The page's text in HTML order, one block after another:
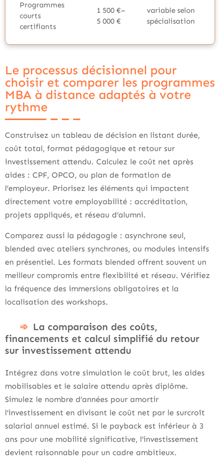
Programmes
courts
certifiants
1 500 €–
5 000 €
variable selon
spécialisation
Le processus décisionnel pour
choisir et comparer les programmes
MBA à distance adaptés à votre
rythme
Construisez un tableau de décision en listant durée,
coût total, format pédagogique et retour sur
investissement attendu. Calculez le coût net après
aides : CPF, OPCO, ou plan de formation de
l’employeur. Priorisez les éléments qui impactent
directement votre employabilité : accréditation,
projets appliqués, et réseau d’alumni.
Comparez aussi la pédagogie : asynchrone seul,
blended avec ateliers synchrones, ou modules intensifs
en présentiel. Les formats blended offrent souvent un
meilleur compromis entre flexibilité et réseau. Vérifiez
la fréquence des immersions obligatoires et la
localisation des workshops.
La comparaison des coûts,
financements et calcul simplifié du retour
sur investissement attendu
Intégrez dans votre simulation le coût brut, les aides
mobilisables et le salaire attendu après diplôme.
Simulez le nombre d’années pour amortir
l’investissement en divisant le coût net par le surcroît
salarial annuel estimé. Si le payback est inférieur à 3
ans pour une mobilité significative, l’investissement
devient raisonnable pour un cadre ambitieux.